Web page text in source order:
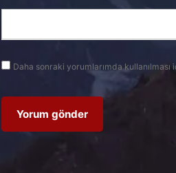
Daha sonraki yorumlarımda